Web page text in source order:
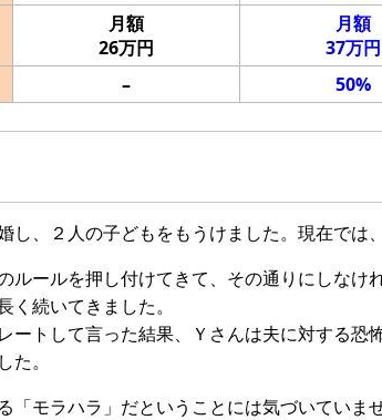
月額
26万円
月額
37万円
– 50%
し、２人の子どもをもうけました。現在では
ルールを押し付けてきて、その通りにしなけ
く続いてきました。
ートして言った結果、Ｙさんは夫に対する恐
。
「モラハラ」だということには気づいていま